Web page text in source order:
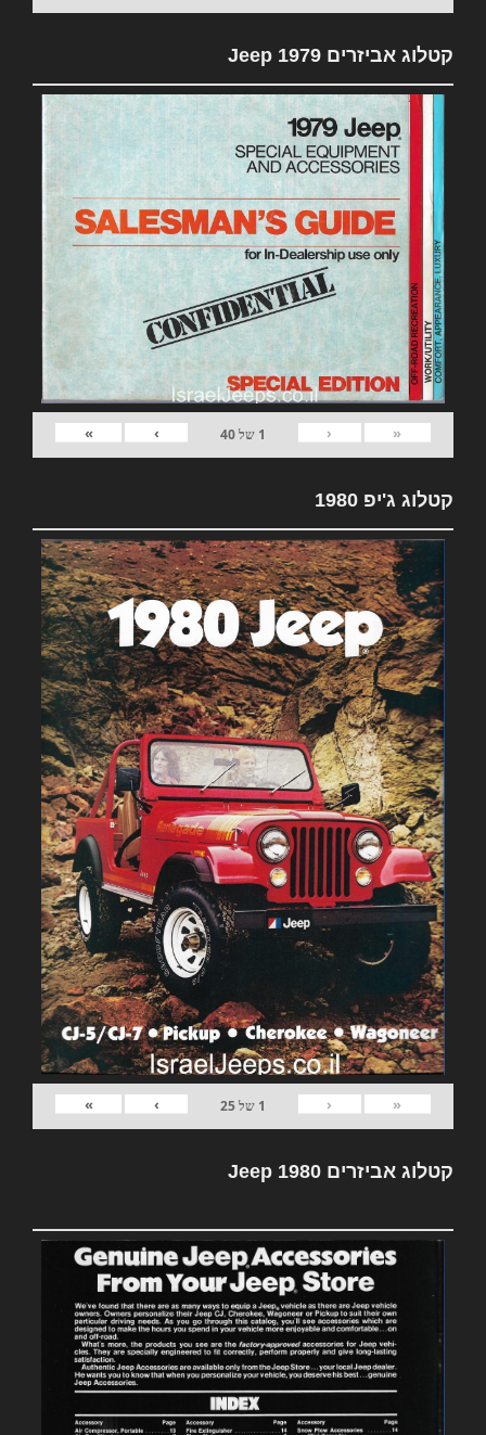
קטלוג אביזרים 1979 Jeep
«
‹
1 של40
›
»
קטלוג ג'יפ 1980
«
‹
1 של25
›
»
קטלוג אביזרים Jeep 1980